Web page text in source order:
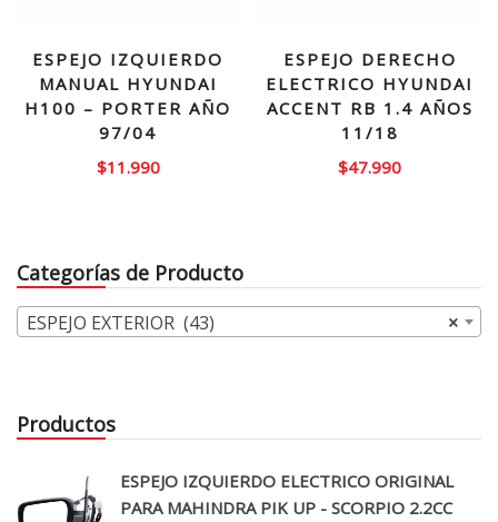
ESPEJO IZQUIERDO
MANUAL HYUNDAI
H100 – PORTER AÑO
97/04
$11.990
ESPEJO DERECHO
ELECTRICO HYUNDAI
ACCENT RB 1.4 AÑOS
11/18
$47.990
Categorías de Producto
×
ESPEJO EXTERIOR (43)
Productos
ESPEJO IZQUIERDO ELECTRICO ORIGINAL
PARA MAHINDRA PIK UP - SCORPIO 2.2CC